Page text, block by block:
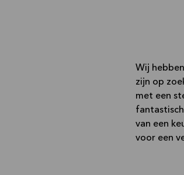
Wij
zijn op
met een
van een
voor een